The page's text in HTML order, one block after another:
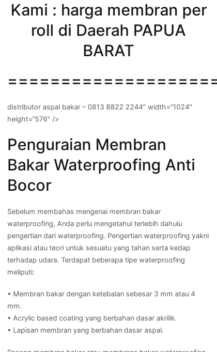
Kami : harga membran per
roll di Daerah PAPUA
BARAT
distributor aspal bakar – 0813 8822 2244″ width=”1024″
height=”576″ />
Penguraian Membran
Bakar Waterproofing Anti
Bocor
Sebelum membahas mengenai membran bakar
waterproofing, Anda perlu mengetahui terlebih dahulu
pengertian dari waterproofing. Pengertian waterproofing yakni
aplikasi atau teori untuk sesuatu yang tahan serta kedap
terhadap udara. Terdapat beberapa tipe waterproofing
meliputi:
• Membran bakar dengan ketebalan sebesar 3 mm atau 4
mm.
• Acrylic based coating yang berbahan dasar akrilik.
• Lapisan membran yang berbahan dasar aspal.